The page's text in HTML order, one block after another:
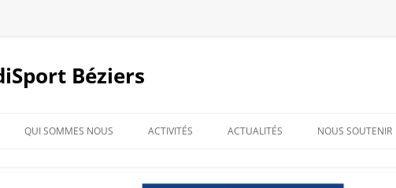
Béziers
QUI SOMMES NOUS ACTIVITÉS ACTUALITÉS NOUS SOUTENIR